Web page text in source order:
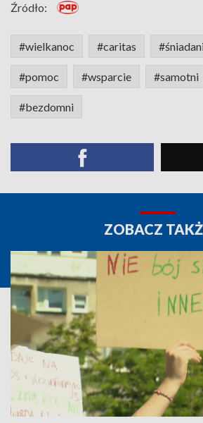
Źródło:
#wielkanoc #caritas
#pomoc #wsparcie #samotni
#bezdomni
ZOBACZ